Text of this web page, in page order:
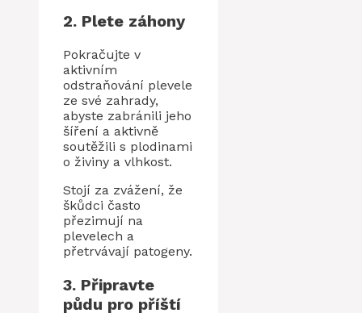
2. Plete záhony
Pokračujte v
aktivním
odstraňování plevele
ze své zahrady,
abyste zabránili jeho
šíření a aktivně
soutěžili s plodinami
o živiny a vlhkost.
Stojí za zvážení, že
škůdci často
přezimují na
plevelech a
přetrvávají patogeny.
3. Připravte
půdu pro příští